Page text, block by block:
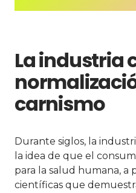
La industria
carnismo
Durante siglos, la
la idea de que el
para la salud humana, a
científicas que